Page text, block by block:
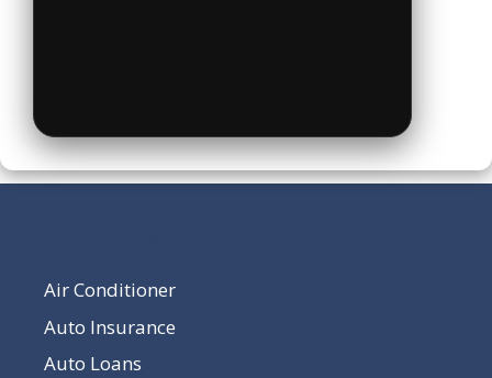
Air Conditioner
Auto Insurance
Auto Loans